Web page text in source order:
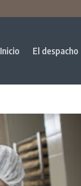
Inicio El despacho